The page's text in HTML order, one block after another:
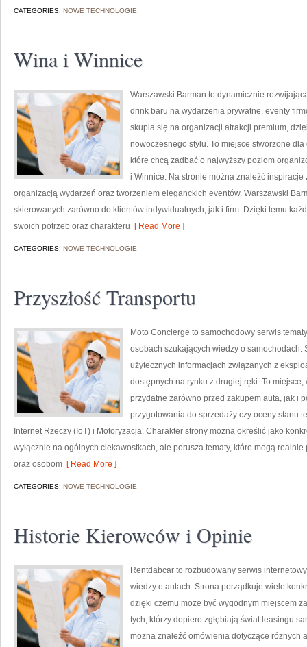
CATEGORIES: NOWE TECHNOLOGIE
Wina i Winnice
Warszawski Barman to dynamicznie
drink baru na wydarzenia prywatne, eventy
skupia się na organizacji atrakcji premium,
nowoczesnego stylu. To miejsce stworzone
które chcą zadbać o najwyższy poziom
i Winnice. Na stronie można znaleźć
organizacją wydarzeń oraz tworzeniem eleganckich eventów. Warszawski
skierowanych zarówno do klientów indywidualnych, jak i firm. Dzięki temu
swoich potrzeb oraz charakteru [ Read More ]
CATEGORIES: NOWE TECHNOLOGIE
Przyszłość Transportu
Moto Concierge to samochodowy serwis
osobach szukających wiedzy o samochodach.
użytecznych informacjach związanych z
dostępnych na rynku z drugiej ręki. To
przydatne zarówno przed zakupem auta, jak i
przygotowania do sprzedaży czy oceny stanu
Internet Rzeczy (IoT) i Motoryzacja. Charakter strony można określić jako
wyłącznie na ogólnych ciekawostkach, ale porusza tematy, które mogą
oraz osobom [ Read More ]
CATEGORIES: NOWE TECHNOLOGIE
Historie Kierowców i Opinie
Rentdabcar to rozbudowany serwis
wiedzy o autach. Strona porządkuje wiele
dzięki czemu może być wygodnym miejscem
tych, którzy dopiero zgłębiają świat leasingu
można znaleźć omówienia dotyczące różnych